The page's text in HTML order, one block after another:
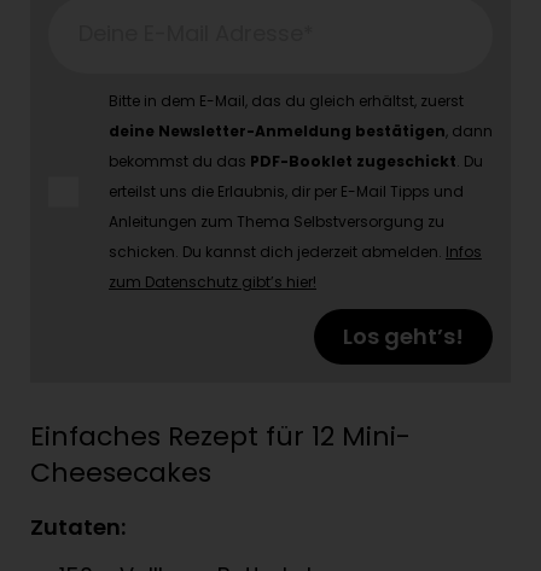
Bitte in dem E-Mail, das du gleich erhältst, zuerst
deine Newsletter-Anmeldung bestätigen, dann
bekommst du das PDF-Booklet zugeschickt. Du
erteilst uns die Erlaubnis, dir per E-Mail Tipps und
Anleitungen zum Thema Selbstversorgung zu
schicken. Du kannst dich jederzeit abmelden. Infos
zum Datenschutz gibt’s hier!
Los geht’s!
Einfaches Rezept für 12 Mini-
Cheesecakes
Zutaten: